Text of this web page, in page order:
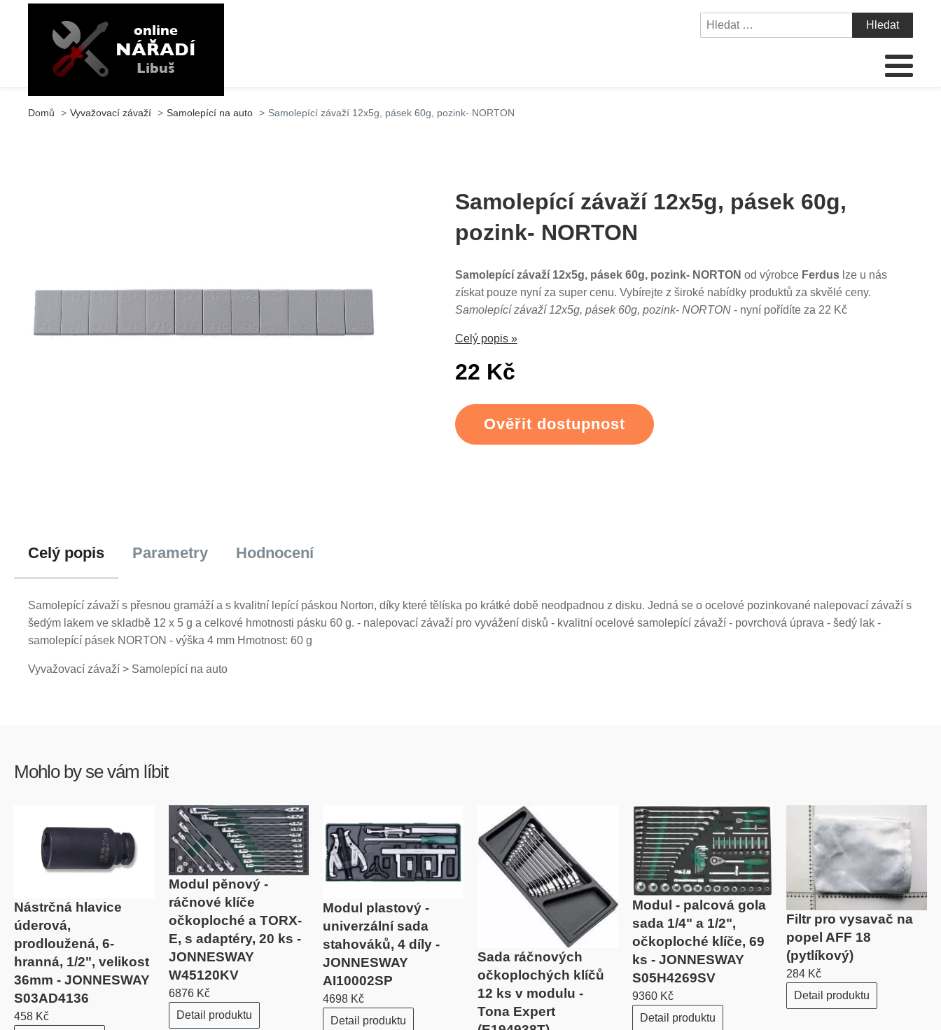
Domů Vyvažovací závaží Samolepící na auto Samolepící závaží 12x5g, pásek 60g, pozink- NORTON
Samolepící závaží 12x5g, pásek 60g,
pozink- NORTON
Samolepící závaží 12x5g, pásek 60g, pozink- NORTON od výrobce Ferduslze u nás
získat pouze nyní za super cenu. Vybírejte z široké nabídky produktů za skvělé ceny.
Samolepící závaží 12x5g, pásek 60g, pozink- NORTON- nyní pořídíte za 22 Kč
Celý popis »
22 Kč
Ověřit dostupnost
Celý popis Parametry Hodnocení
Samolepící závaží s přesnou gramáží a s kvalitní lepící páskou Norton, díky které tělíska po krátké době neodpadnou z disku. Jedná se o ocelové pozinkované nalepovací závaží s
šedým lakem ve skladbě 12 x 5 g a celkové hmotnosti pásku 60 g. - nalepovací závaží pro vyvážení disků - kvalitní ocelové samolepící závaží - povrchová úprava - šedý lak -
samolepící pásek NORTON - výška 4 mm Hmotnost: 60 g
Vyvažovací závaží > Samolepící na auto
Mohlo by se vám líbit
Nástrčná hlavice
úderová,
prodloužená, 6-
hranná, 1/2", velikost
36mm - JONNESWAY
S03AD4136
458 Kč
Modul pěnový -
ráčnové klíče
očkoploché a TORX-
E, s adaptéry, 20 ks -
JONNESWAY
W45120KV
6876 Kč
Detail produktu
Modul plastový -
univerzální sada
stahováků, 4 díly -
JONNESWAY
AI10002SP
4698 Kč
Detail produktu
Sada ráčnových
očkoplochých klíčů
12 ks v modulu -
Tona Expert
Modul - palcová gola
sada 1/4" a 1/2",
očkoploché klíče, 69
ks - JONNESWAY
S05H4269SV
9360 Kč
Detail produktu
Filtr pro vysavač na
popel AFF 18
(pytlíkový)
284 Kč
Detail produktu